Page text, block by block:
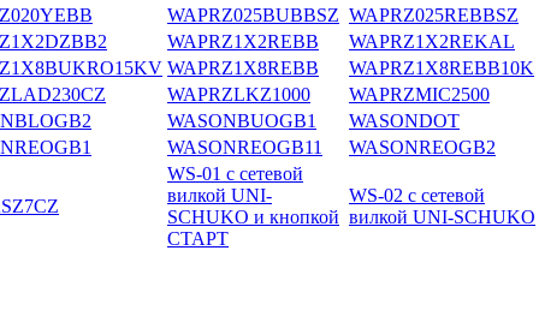
WAPRZ025BUBBSZ WAPRZ025REBBSZ
WAPRZ1X2REBB
WAPRZ1X2REKAL
WAPRZ1X8REBB
WAPRZ1X8REBB10K
WAPRZLKZ1000
WAPRZMIC2500
WASONBUOGB1
WASONDOT
WASONREOGB11 WASONREOGB2
WS-01 с сетевой
вилкой UNI-
SCHUKO и кнопкой
СТАРТ
WS-02 с сетевой
вилкой UNI-SCHUKO